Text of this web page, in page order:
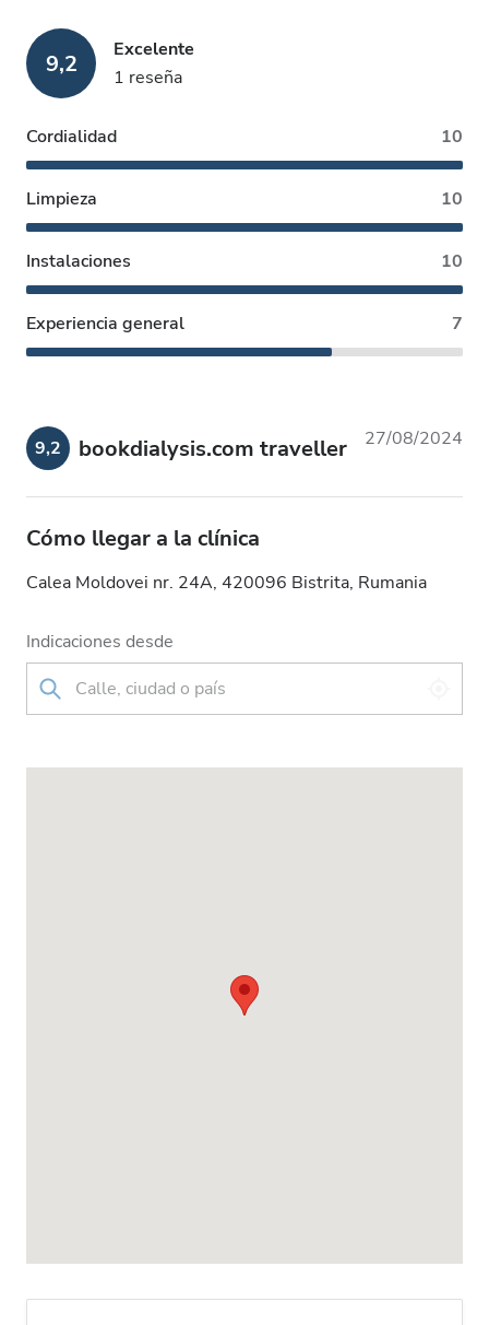
9,2
Excelente
1 reseña
Cordialidad 10
Limpieza 10
Instalaciones 10
Experiencia general 7
9,2 bookdialysis.com traveller 27/08/2024
Cómo llegar a la clínica
Calea Moldovei nr. 24A, 420096 Bistrita, Rumania
Indicaciones desde